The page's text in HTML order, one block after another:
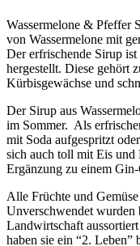
Wassermelone & Pfeffer
von Wassermelone mit
Der erfrischende Sirup ist
hergestellt. Diese gehört
Kürbisgewächse und
Der Sirup aus
im Sommer. Als
mit Soda aufgespritzt
sich auch toll mit Eis und
Ergänzung zu einem
Alle Früchte und
Unverschwendet wurden
Landwirtschaft
haben sie ein “2.